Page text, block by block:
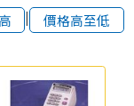
| 價格高至低